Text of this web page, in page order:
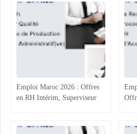
Emploi Maroc 2026 : Offres
en RH Intérim, Superviseur
Administratif